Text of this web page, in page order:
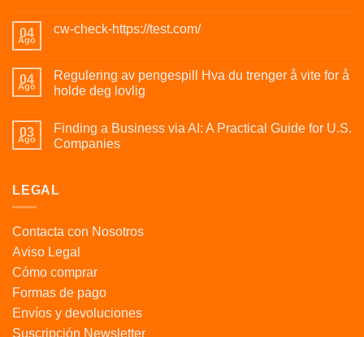
04
Ago
cw-check-https://test.com/
04
Ago
Regulering av pengespill Hva du trenger å vite for å
holde deg lovlig
03
Ago
Finding a Business via AI: A Practical Guide for U.S.
Companies
LEGAL
Contacta con Nosotros
Aviso Legal
Cómo comprar
Formas de pago
Envíos y devoluciones
Suscripción Newsletter